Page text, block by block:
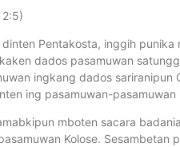
2:5)
Pentakosta, inggih punika
dados pasamuwan
ingkang dados
ing pasamuwan-
mboten sacara
Kolose. Sesambetan